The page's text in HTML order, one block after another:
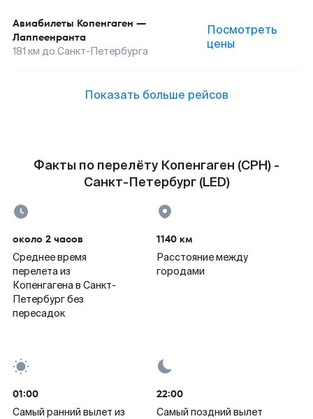
Авиабилеты Копенгаген —
Лаппеенранта
181 км до Санкт-Петербурга
Посмотреть
цены
Показать больше рейсов
Факты по перелёту Копенгаген (CPH) -
Санкт-Петербург (LED)
около 2 часов
Среднее время
перелета из
Копенгагена в Санкт-
Петербург без
пересадок
1140 км
Расстояние между
городами
01:00
Самый ранний вылет из
22:00
Самый поздний вылет